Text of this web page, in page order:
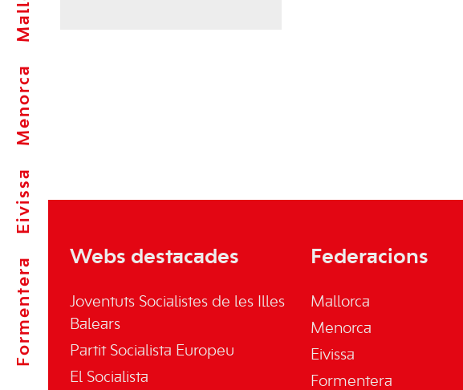
Formentera
Eivissa
Menorca
Webs destacades
Joventuts Socialistes de les Illes
Balears
Partit Socialista Europeu
El Socialista
Federacions
Mallorca
Menorca
Eivissa
Formentera